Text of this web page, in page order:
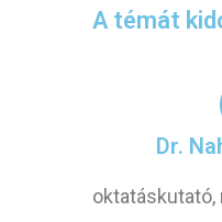
A témát
Dr.
oktatáskutató,